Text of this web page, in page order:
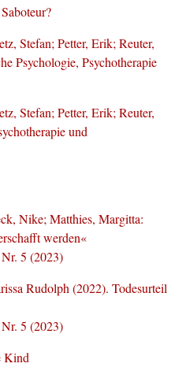
Stefan; Petter, Erik; Reuter,
Psychologie, Psychotherapie
Stefan; Petter, Erik; Reuter,
und
Nike; Matthies, Margitta:
werden«
5 (2023)
Rudolph (2022). Todesurteil
5 (2023)
Kind